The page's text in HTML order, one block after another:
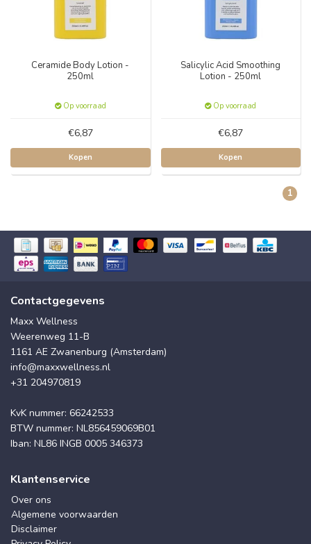
Ceramide Body Lotion -
250ml
Op voorraad
€6,87
Kopen
Salicylic Acid Smoothing
Lotion - 250ml
Op voorraad
€6,87
Kopen
1
Contactgegevens
Maxx Wellness
Weerenweg 11-B
1161 AE Zwanenburg (Amsterdam)
info@maxxwellness.nl
+31 204970819
KvK nummer: 66242533
BTW nummer: NL856459069B01
Iban: NL86 INGB 0005 346373
Klantenservice
Over ons
Algemene voorwaarden
Disclaimer